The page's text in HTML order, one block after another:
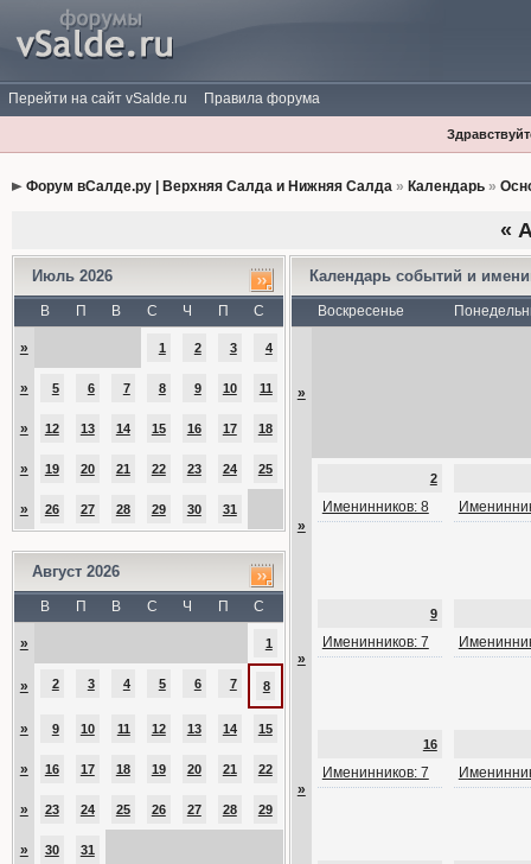
Перейти на сайт vSalde.ru Правила форума
Форум вСалде.ру | Верхняя Салда и Нижняя Салда» Календарь»
«
Июль 2026
В П В С Ч П С
» 1 2 3 4
» 5 6 7 8 9 10 11
» 12 13 14 15 16 17 18
» 19 20 21 22 23 24 25
» 26 27 28 29 30 31
Август 2026
В П В С Ч П С
» 1
» 2 3 4 5 6 7 8
» 9 10 11 12 13 14 15
» 16 17 18 19 20 21 22
» 23 24 25 26 27 28 29
» 30 31
Календарь событий и
Воскресенье
»
»
2
Именинников: 8
»
9
Именинников: 7
»
16
Именинников: 7